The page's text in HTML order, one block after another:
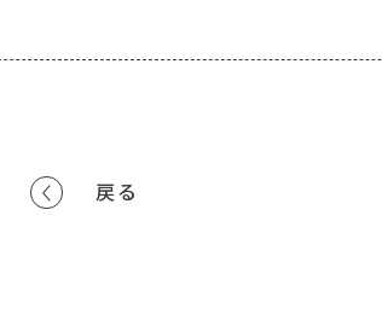
戻る